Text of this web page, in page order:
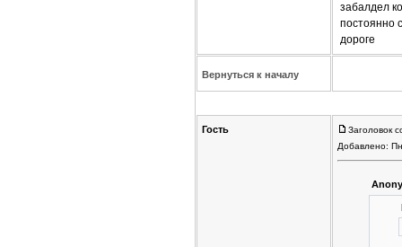
забалдел
постоянно
дороге
Вернуться к началу
Гость
Заголовок
Добавлено: